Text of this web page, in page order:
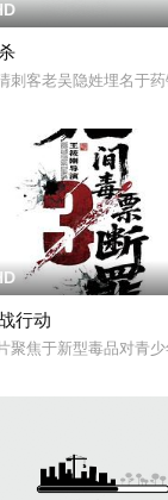
寇威震四方，后得
调查一系列血腥谋
刺客老吴隐姓埋名于
服去执行他最擅长
员遇害。汉密尔顿
行动
聚焦于新型毒品对青